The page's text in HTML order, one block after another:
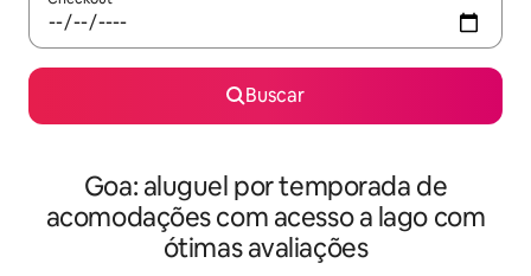
Buscar
Goa: aluguel por temporada de
acomodações com acesso a lago com
ótimas avaliações